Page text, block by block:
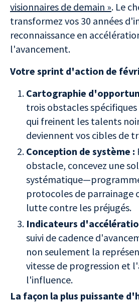
visionnaires de demain ». Le
transformez vos 30 années
reconnaissance en
l'avancement.
Votre sprint d'action de
Cartographie
trois obstacles
qui freinent les talents
deviennent vos cibles de
Conception de système :
obstacle, concevez une
protocoles de parrainage
lutte contre les préjugés.
Indicateurs
suivi de cadence
non seulement la
vitesse de progression et
l'influence.
La façon la plus puissante